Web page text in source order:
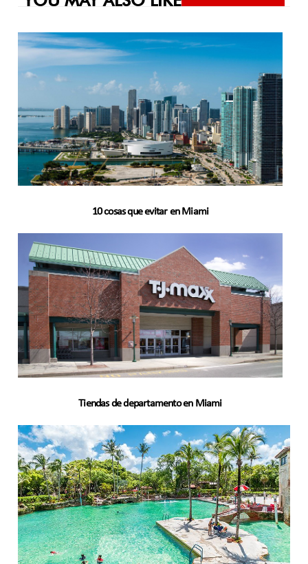
10 cosas que evitar en Miami
Tiendas de departamento en Miami